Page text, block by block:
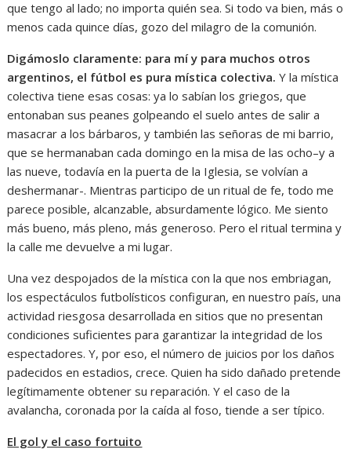
que tengo al lado; no importa quién sea. Si todo va bien, más o
menos cada quince días, gozo del milagro de la comunión.
Digámoslo claramente: para mí y para muchos otros
argentinos, el fútbol es pura mística colectiva. Y la mística
colectiva tiene esas cosas: ya lo sabían los griegos, que
entonaban sus peanes golpeando el suelo antes de salir a
masacrar a los bárbaros, y también las señoras de mi barrio,
que se hermanaban cada domingo en la misa de las ocho–y a
las nueve, todavía en la puerta de la Iglesia, se volvían a
deshermanar-. Mientras participo de un ritual de fe, todo me
parece posible, alcanzable, absurdamente lógico. Me siento
más bueno, más pleno, más generoso. Pero el ritual termina y
la calle me devuelve a mi lugar.
Una vez despojados de la mística con la que nos embriagan,
los espectáculos futbolísticos configuran, en nuestro país, una
actividad riesgosa desarrollada en sitios que no presentan
condiciones suficientes para garantizar la integridad de los
espectadores. Y, por eso, el número de juicios por los daños
padecidos en estadios, crece. Quien ha sido dañado pretende
legítimamente obtener su reparación. Y el caso de la
avalancha, coronada por la caída al foso, tiende a ser típico.
El gol y el caso fortuito